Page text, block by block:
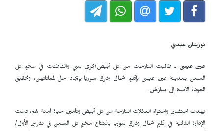
نورشان عبدي
عين عيسى ـ طالبت النازحات من تل أبيض/كري سبي والقاطنات في مخيم تل
السمن بمدينة عين عيسى بإقليم شمال وشرق سوريا بإيجاد حل لمعاناتهن، وتحقيق
العودة الآمنة إلى منازلهن.
بهدف احتضان واحتواء العائلات النازحة من تل أبيض وتأمين حياة أمانة لهم، قامت
الإدارة الذاتية في إقليم شمال وشرق سوريا بافتتاح مخيم تل السمن في تشرين الأول/